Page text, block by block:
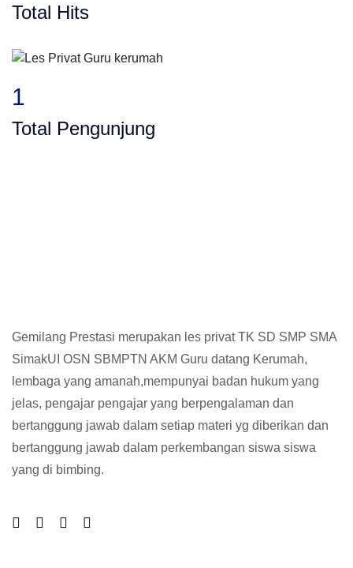
Total Hits
1
Total Pengunjung
Gemilang Prestasi merupakan les privat TK SD SMP SMA
SimakUI OSN SBMPTN AKM Guru datang Kerumah,
lembaga yang amanah,mempunyai badan hukum yang
jelas, pengajar pengajar yang berpengalaman dan
bertanggung jawab dalam setiap materi yg diberikan dan
bertanggung jawab dalam perkembangan siswa siswa
yang di bimbing.